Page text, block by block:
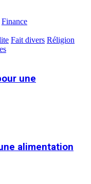
Finance
Fait divers Réligion
une
alimentation